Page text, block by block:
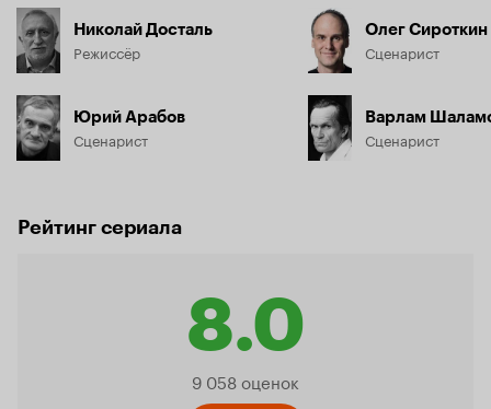
Николай Досталь
Режиссёр
Юрий Арабов
Сценарист
Олег Сироткин
Сценарист
Варлам
Сценарист
Рейтинг сериала
8.0
Рейтинг
9 058 оценок